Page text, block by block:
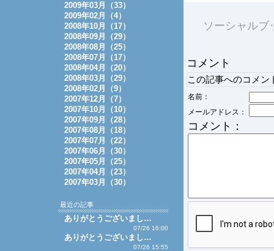
ソーシャルブ
コメント
この記事へのコメン
名前：
メールアドレス：
コメント：
2009年03月（33）
2009年02月（4）
2008年10月（17）
2008年09月（29）
2008年08月（25）
2008年07月（17）
2008年04月（20）
2008年03月（29）
2008年02月（9）
2007年12月（7）
2007年10月（10）
2007年09月（28）
2007年08月（18）
2007年07月（22）
2007年06月（30）
2007年05月（25）
2007年04月（23）
2007年03月（30）
最近の記事
ありがとうございまし…
07/26 16:00
ありがとうございまし…
07/26 15:55